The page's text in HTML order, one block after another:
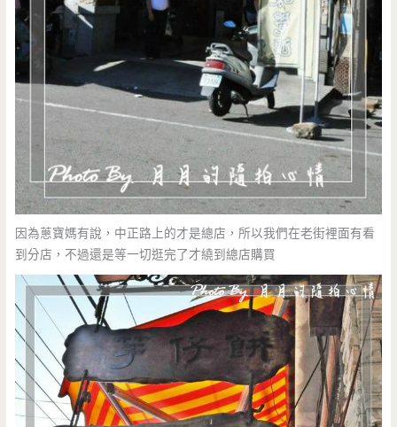
因為蔥寶媽有說，中正路上的才是總店，所以我們在老街裡面有看
到分店，不過還是等一切逛完了才繞到總店購買